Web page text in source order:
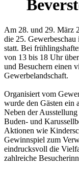
Am 28. und 29. März
die 25.
statt. Bei
von 13 bis 18 Uhr
und Besuchern einen
Gewerbelandschaft.
Organisiert vom
wurde den Gästen ein
Neben der
Buden- und
Aktionen wie
Gewinnspiel zum
eindrucksvoll die
zahlreiche